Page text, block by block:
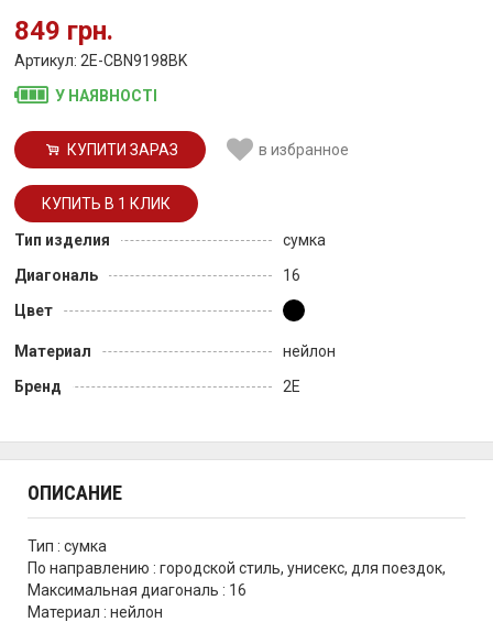
849 грн.
Артикул: 2E-CBN9198BK
У НАЯВНОСТІ
КУПИТИ ЗАРАЗ в избранное
Тип изделия
сумка
Диагональ
16
Цвет
Материал
нейлон
Бренд
2E
ОПИСАНИЕ
Тип : сумка
По направлению : городской стиль, унисекс, для поездок,
Максимальная диагональ : 16
Материал : нейлон